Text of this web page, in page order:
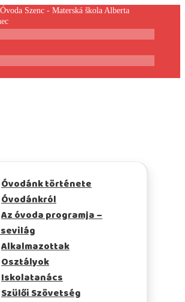
Szenc - Materská škola Alberta
Óvodánk története
Óvodánkról
Az óvoda programja –
Alkalmazottak
Osztályok
Iskolatanács
Szülői Szövetség